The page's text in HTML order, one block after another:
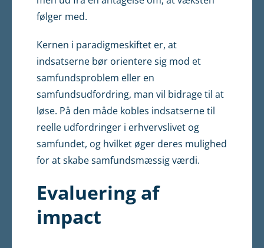
følger med.
Kernen i paradigmeskiftet er, at
indsatserne bør orientere sig mod et
samfundsproblem eller en
samfundsudfordring, man vil bidrage til at
løse. På den måde kobles indsatserne til
reelle udfordringer i erhvervslivet og
samfundet, og hvilket øger deres mulighed
for at skabe samfundsmæssig værdi.
Evaluering af
impact